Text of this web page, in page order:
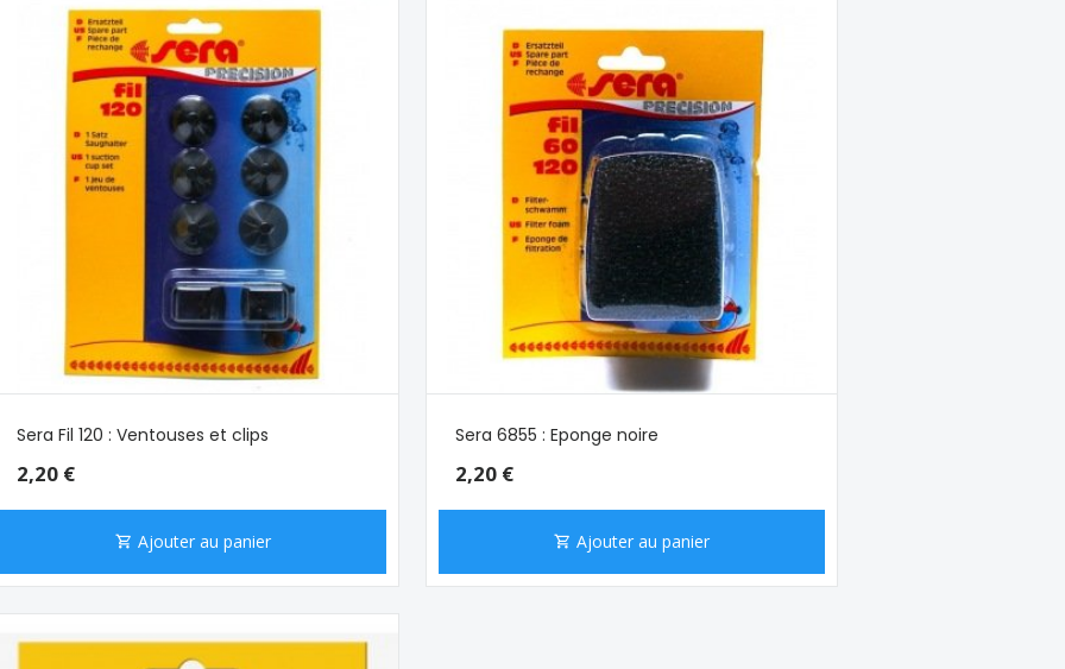
Sera Fil 120 : Ventouses et clips
2,20 €
Ajouter au panier
Sera 6855 : Eponge noire
2,20 €
Ajouter au panier